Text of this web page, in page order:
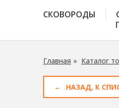
СКОВОРОДЫ
Главная Каталог
НАЗАД, К